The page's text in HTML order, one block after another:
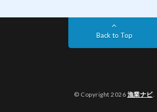
Back to Top
© Copyright 2026 漁業ナビ.